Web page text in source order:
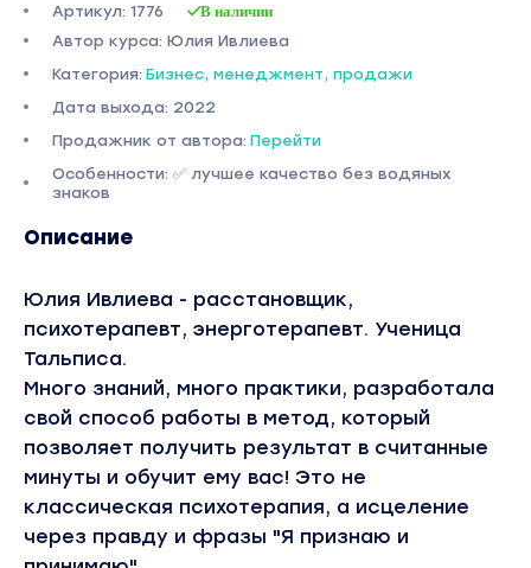
Артикул: 1776 В наличии
Автор курса: Юлия Ивлиева
Категория: Бизнес, менеджмент, продажи
Дата выхода: 2022
Продажник от автора: Перейти
Особенности: ✅ лучшее качество без водяных
знаков
Описание
Юлия Ивлиева - расстановщик,
психотерапевт, энерготерапевт. Ученица
Тальписа.
Много знаний, много практики, разработала
свой способ работы в метод, который
позволяет получить результат в считанные
минуты и обучит ему вас! Это не
классическая психотерапия, а исцеление
через правду и фразы "Я признаю и